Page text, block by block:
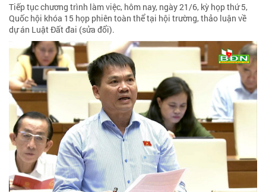
Tiếp tục chương trình làm việc, hôm nay, ngày 21/6, kỳ họp thứ 5,
Quốc hội khóa 15 họp phiên toàn thể tại hội trường, thảo luận về
dự án Luật Đất đai (sửa đổi).